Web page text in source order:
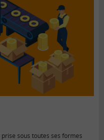
sous toutes ses formes